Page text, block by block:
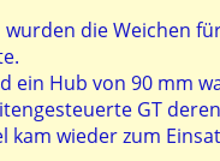
die Weichen
ein Hub von 90 mm
GT
wieder zum